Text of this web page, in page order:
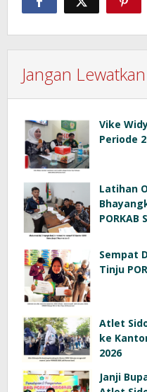
Jangan Lewatkan
Vike
Periode
Latihan
PORKAB
Sempat
Tinju
Atlet
ke
2026
Janji